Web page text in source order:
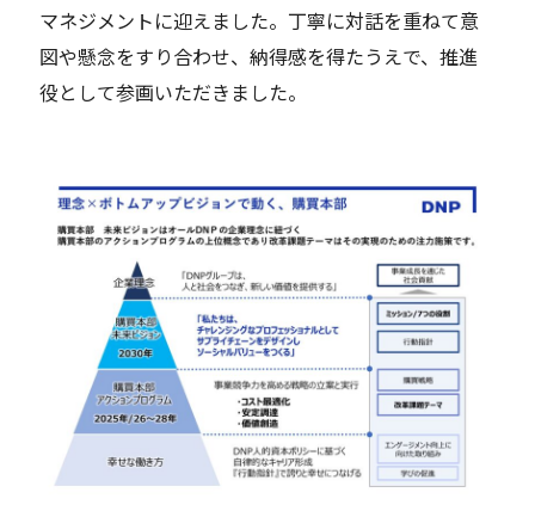
マネジメントに迎えました。 丁寧に対話を重ねて意
図や懸念をすり合わせ、納得感を得たうえで、推進
役として参画いただきました。